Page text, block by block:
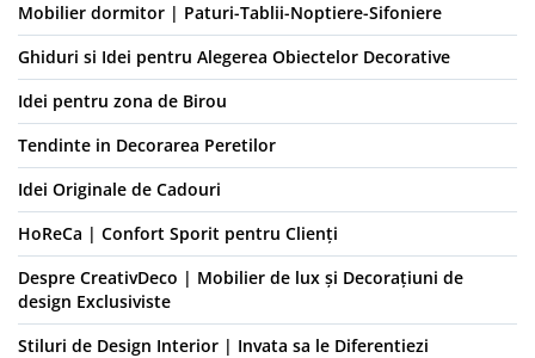
Mobilier dormitor | Paturi-Tablii-Noptiere-Sifoniere
Ghiduri si Idei pentru Alegerea Obiectelor Decorative
Idei pentru zona de Birou
Tendinte in Decorarea Peretilor
Idei Originale de Cadouri
HoReCa | Confort Sporit pentru Clienți
Despre CreativDeco | Mobilier de lux și Decorațiuni de
design Exclusiviste
Stiluri de Design Interior | Invata sa le Diferentiezi